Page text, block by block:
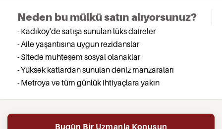
Neden bu mülkü satın alıyorsunuz?
- Kadıköy'de satışa sunulan lüks daireler
- Aile yaşantısına uygun rezidanslar
- Sitede muhteşem sosyal olanaklar
- Yüksek katlardan sunulan deniz manzaraları
- Metroya ve tüm günlük ihtiyaçlara yakın
Bugün Bir Uzmanla Konuşun